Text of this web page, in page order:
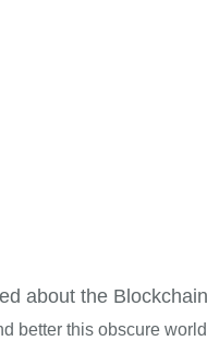
about the Blockchain
better this obscure